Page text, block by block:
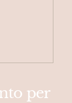
per